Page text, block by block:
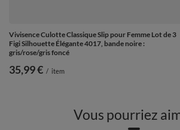
Vivisence Culotte Classique Slip pour Femme Lot de 3
Figi Silhouette Élégante 4017, bande noire :
gris/rose/gris foncé
35,99 € / item
Vous pourriez